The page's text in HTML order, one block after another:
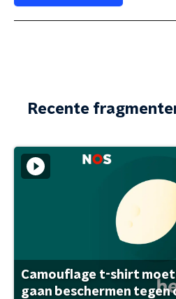
Recente
Camouflage t-shirt
gaan beschermen tegen